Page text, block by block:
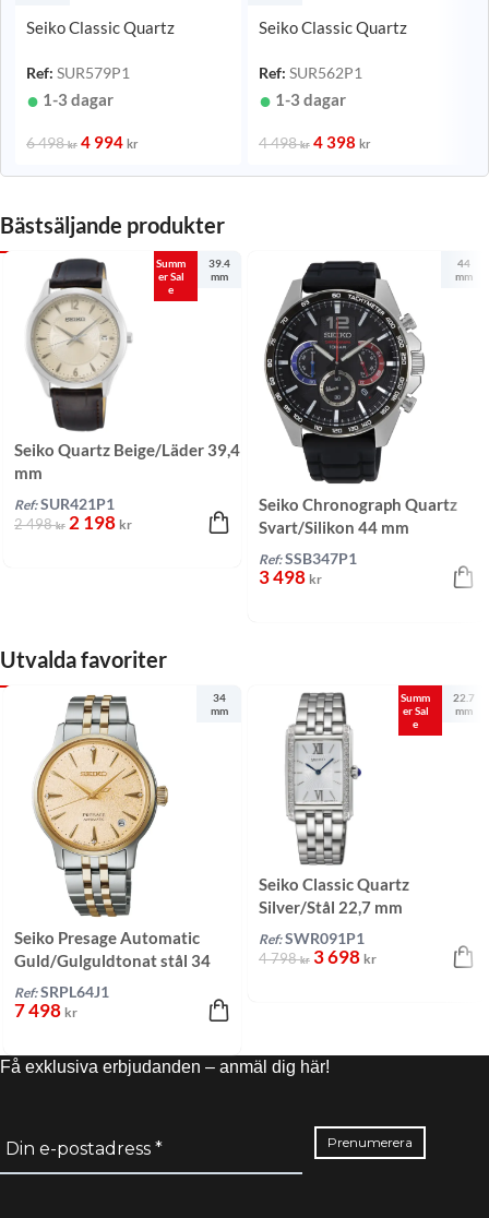
Seiko Classic Quartz
Ref: SUR579P1
1-3 dagar
6 498kr 4 994 kr
Seiko Classic Quartz
Ref: SUR562P1
1-3 dagar
4 498kr 4 398 kr
Bästsäljande produkter
Summ
er Sal
e
39.4
mm
Seiko Quartz Beige/Läder 39,4
mm
Ref: SUR421P1
2 498kr 2 198 kr
44
mm
Seiko Chronograph Quartz
Svart/Silikon 44 mm
Ref: SSB347P1
3 498 kr
Utvalda favoriter
34
mm
Seiko Presage Automatic
Guld/Gulguldtonat stål 34
mm
Ref: SRPL64J1
7 498 kr
Summ
er Sal
e
22.7
mm
Seiko Classic Quartz
Silver/Stål 22,7 mm
Ref: SWR091P1
4 798kr 3 698 kr
Få exklusiva erbjudanden – anmäl dig här!